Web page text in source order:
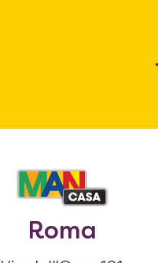
Roma